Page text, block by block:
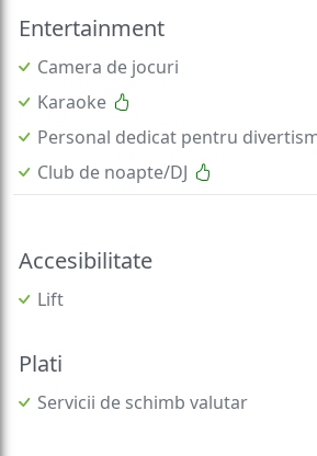
Entertainment
Camera de jocuri
Karaoke
Personal dedicat pentru
Club de noapte/DJ
Accesibilitate
Lift
Plati
Servicii de schimb valutar